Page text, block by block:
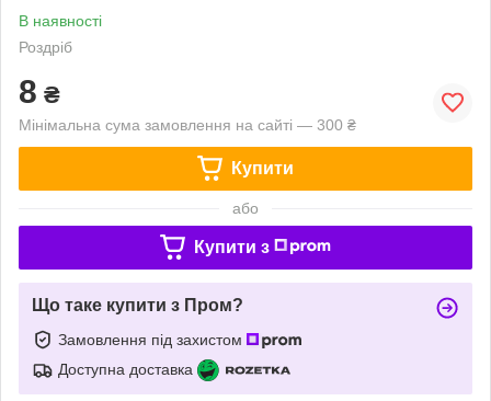
В наявності
Роздріб
8 ₴
Мінімальна сума замовлення на сайті — 300 ₴
Купити
або
Купити з
Що таке купити з Пром?
Замовлення під захистом
Доступна доставка